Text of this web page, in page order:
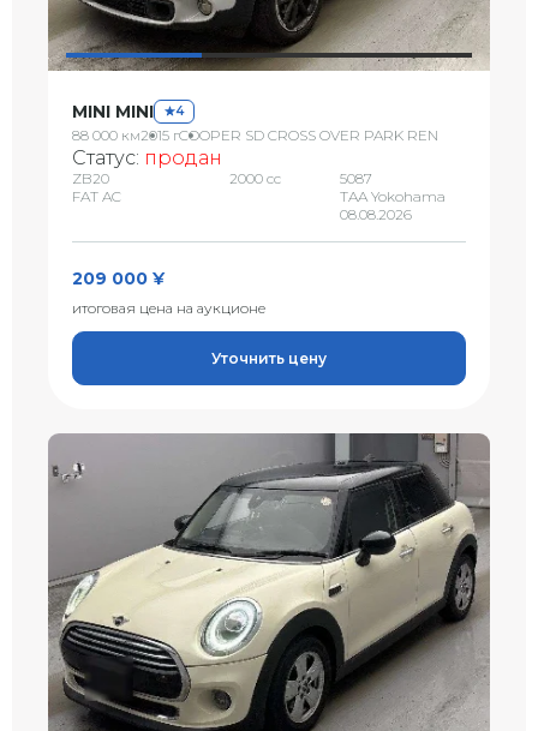
MINI MINI 4
88 000 км2015 гCOOPER SD CROSS OVER PARK REN
Статус: продан
ZB20
FAT AC
2000 сс
5087
TAA Yokohama
08.08.2026
209 000 ¥
итоговая цена на аукционе
Уточнить цену